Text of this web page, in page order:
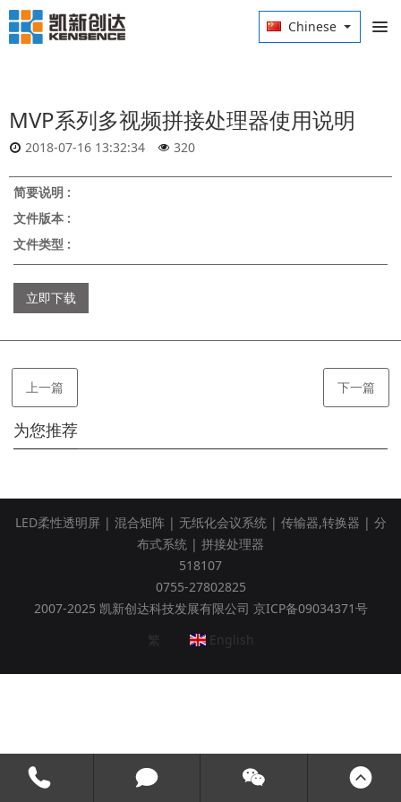
Chinese
MVP系列多视频拼接处理器使用说明
2018-07-16 13:32:34 320
简要说明 :
文件版本 :
文件类型 :
立即下载
上一篇 下一篇
为您推荐
LED柔性透明屏 | 混合矩阵| 无纸化会议系统| 传输器,转换器 | 分
布式系统 | 拼接处理器
518107
0755-27802825
2007-2025 凯新创达科技发展有限公司 京ICP备09034371号
繁
English